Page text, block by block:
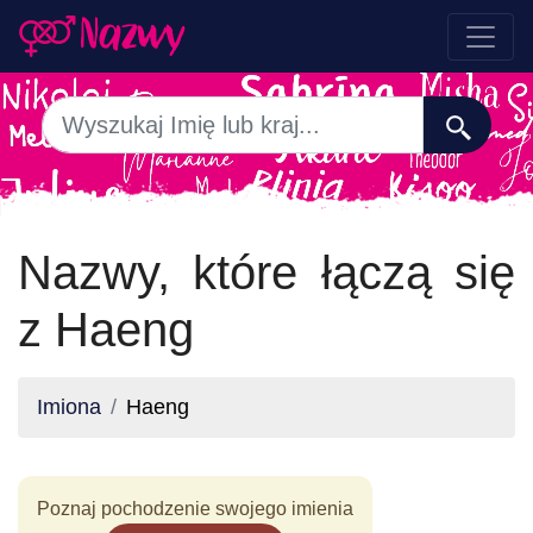
Nazwy, które łączą się
z Haeng
Imiona Haeng
Poznaj pochodzenie swojego imienia